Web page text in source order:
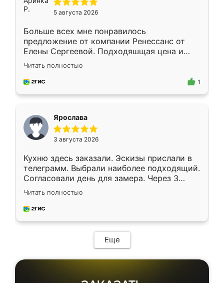
5 августа 2026
Больше всех мне понравилось
предложение от компании Ренессанс от
Елены Сергеевой. Подходяшщая цена и
короткие сроки изготовления. Приехавший
для замера сотрудник Владислав
предложил по моему эскизу самый
Читать полностью
1
Ярослава
3 августа 2026
Кухню здесь заказали. Эскизы прислали в
телеграмм. Выбрали наиболее подходящий.
Согласовали день для замера. Через 3
недели кухня была уже готова. Остались
довольны работой. Спасибо Ренессанс
мебель за качественную работу!
Читать полностью
Еще